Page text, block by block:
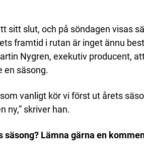
sitt slut, och på söndagen visas
framtid i rutan är inget ännu
Nygren, exekutiv producent,
en säsong.
vanligt kör vi först ut årets
ny,” skriver han.
säsong? Lämna gärna en